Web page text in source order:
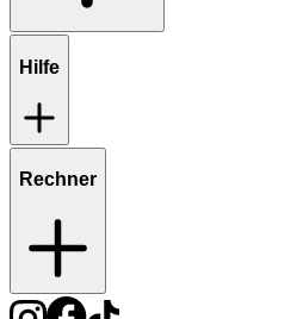
Hilfe
Rechner